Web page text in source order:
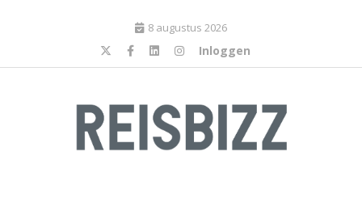
8 augustus 2026
Inloggen